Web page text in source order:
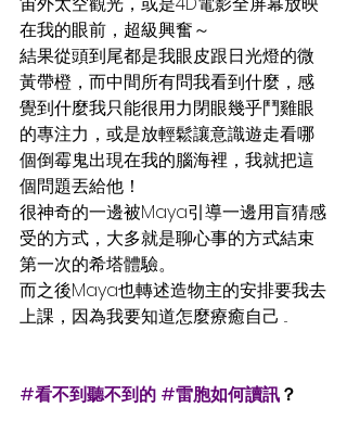
在我的眼前，超級興奮～
結果從頭到尾都是我眼皮跟日光燈的微
黃帶橙，而中間所有問我看到什麼，感
覺到什麼我只能很用力閉眼幾乎鬥雞眼
的專注力，或是放輕鬆讓意識遊走看哪
個倒霉鬼出現在我的腦海裡，我就把這
個問題丟給他！
很神奇的一邊被Maya引導一邊用盲猜感
受的方式，大多就是聊心事的方式結束
第一次的希塔體驗。
而之後Maya也轉述造物主的安排要我去
上課，因為我要知道怎麼療癒自己 ...
#看不到聽不到的 #雷胞如何讀訊？